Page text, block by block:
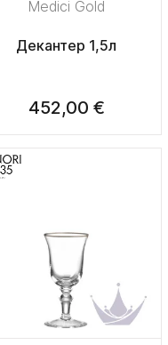
Medici Gold
Декантер 1,5л
452,00 €